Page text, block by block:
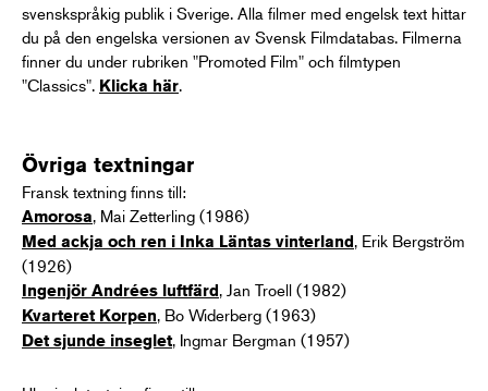
svenskspråkig publik i Sverige. Alla filmer med engelsk text hittar
du på den engelska versionen av Svensk Filmdatabas. Filmerna
finner du under rubriken "Promoted Film" och filmtypen
"Classics". Klicka här
Övriga textningar
Fransk textning finns till:
Amorosa, Mai Zetterling (1986)
Med ackja och ren i Inka Läntas vinterland, Erik Bergström
(1926)
Ingenjör Andrées luftfärd, Jan Troell (1982)
Kvarteret Korpen, Bo Widerberg (1963)
Det sjunde inseglet, Ingmar Bergman (1957)